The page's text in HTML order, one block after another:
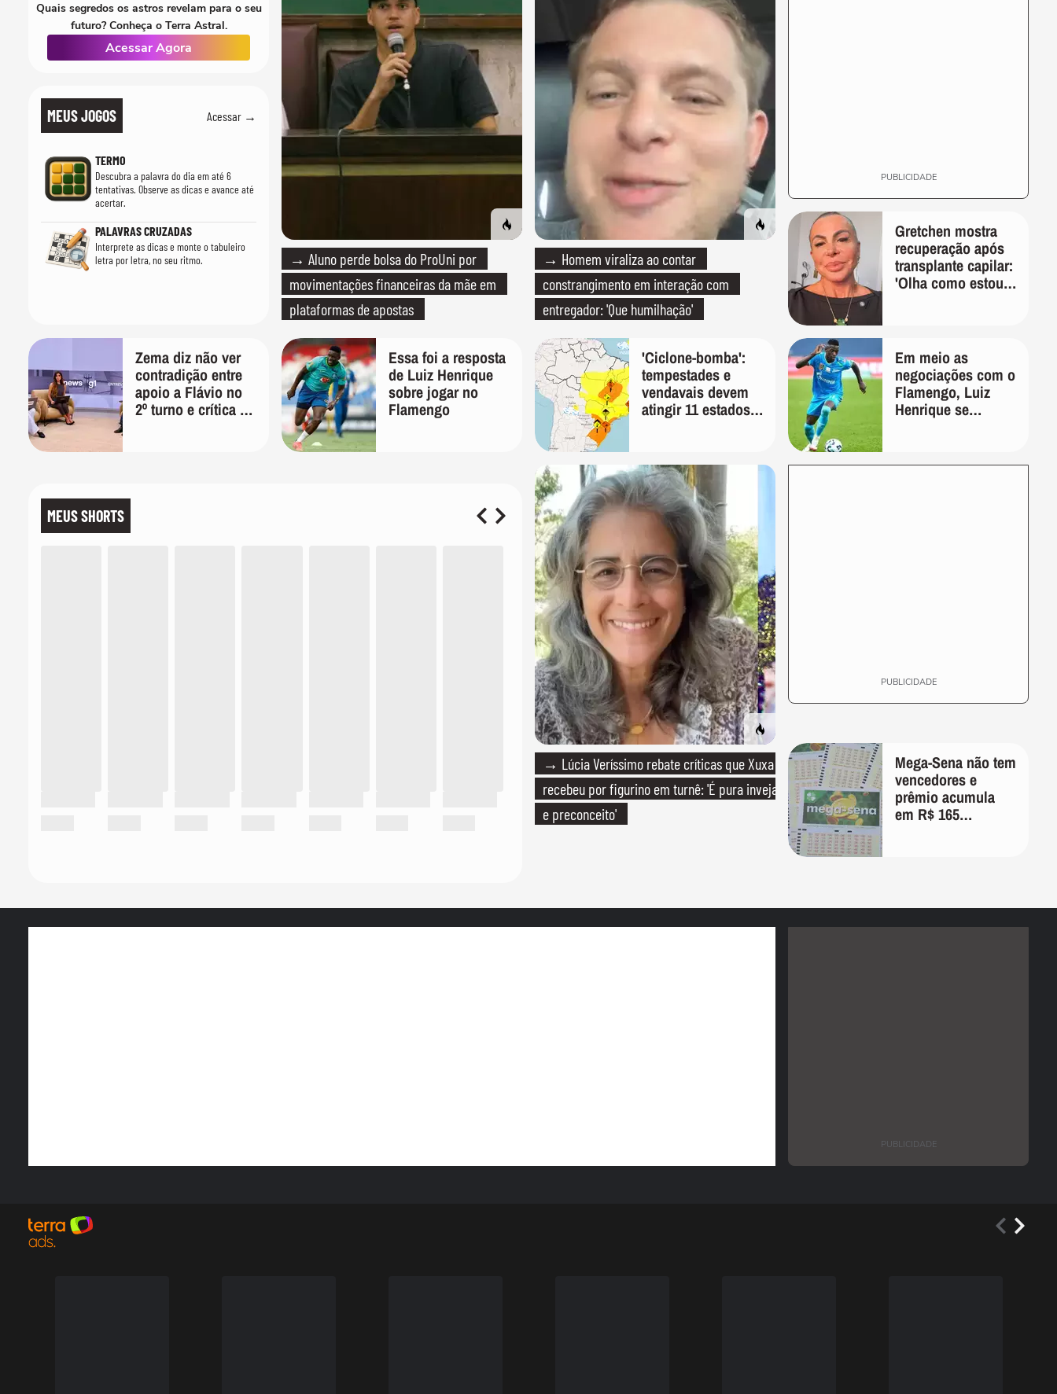
MEUS JOGOS Acessar →
TERMO
Descubra a palavra do dia em até 6
tentativas. Observe as dicas e avance até
acertar.
PALAVRAS CRUZADAS
Interprete as dicas e monte o tabuleiro
letra por letra, no seu ritmo.
→ Aluno perde bolsa do ProUni por
movimentações financeiras da mãe em
plataformas de apostas
→ Homem viraliza ao contar
constrangimento em interação com
entregador: 'Que humilhação'
PUBLICIDADE
→ Lúcia Veríssimo rebate críticas que Xuxa
recebeu por figurino em turnê: 'É pura inveja
e preconceito'
Gretchen mostra
recuperação após
transplante capilar:
'Olha como estou
Zema diz não ver
contradição entre
apoio a Flávio no
2º turno e crítica ao
Essa foi a resposta
de Luiz Henrique
sobre jogar no
Flamengo
'Ciclone-bomba':
tempestades e
vendavais devem
atingir 11 estados
Em meio as
negociações com o
Flamengo, Luiz
Henrique se
MEUS SHORTS
PUBLICIDADE
Quais segredos os astros revelam para o seu
futuro? Conheça o Terra Astral.
Acessar Agora
Mega-Sena não tem
vencedores e
prêmio acumula
em R$ 165
PUBLICIDADE